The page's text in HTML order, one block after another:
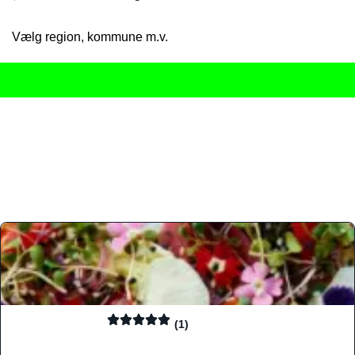
Vælg region, kommune m.v.
(1)